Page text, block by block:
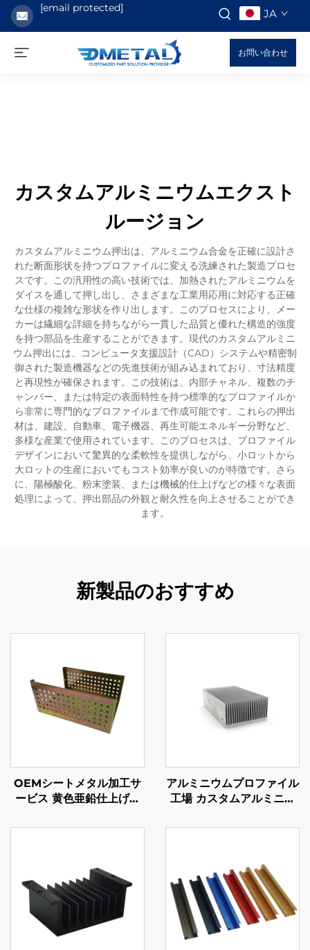
[email protected] JA
お問い合わせ
カスタムアルミニウムエクスト
ルージョン
カスタムアルミニウム押出は、アルミニウム合金を正確に設計さ
れた断面形状を持つプロファイルに変える洗練された製造プロセ
スです。この汎用性の高い技術では、加熱されたアルミニウムを
ダイスを通して押し出し、さまざまな工業用応用に対応する正確
な仕様の複雑な形状を作り出します。このプロセスにより、メー
カーは繊細な詳細を持ちながら一貫した品質と優れた構造的強度
を持つ部品を生産することができます。現代のカスタムアルミニ
ウム押出には、コンピュータ支援設計（CAD）システムや精密制
御された製造機器などの先進技術が組み込まれており、寸法精度
と再現性が確保されます。この技術は、内部チャネル、複数のチ
ャンバー、または特定の表面特性を持つ標準的なプロファイルか
ら非常に専門的なプロファイルまで作成可能です。これらの押出
材は、建設、自動車、電子機器、再生可能エネルギー分野など、
多様な産業で使用されています。このプロセスは、プロファイル
デザインにおいて驚異的な柔軟性を提供しながら、小ロットから
大ロットの生産においてもコスト効率が良いのが特徴です。さら
に、陽極酸化、粉末塗装、または機械的仕上げなどの様々な表面
処理によって、押出部品の外観と耐久性を向上させることができ
ます。
新製品のおすすめ
OEMシートメタル加工サ
ービス 黄色亜鉛仕上げの
グ部品
アルミニウムプロファイル
工場 カスタムアルミニウ
シンク